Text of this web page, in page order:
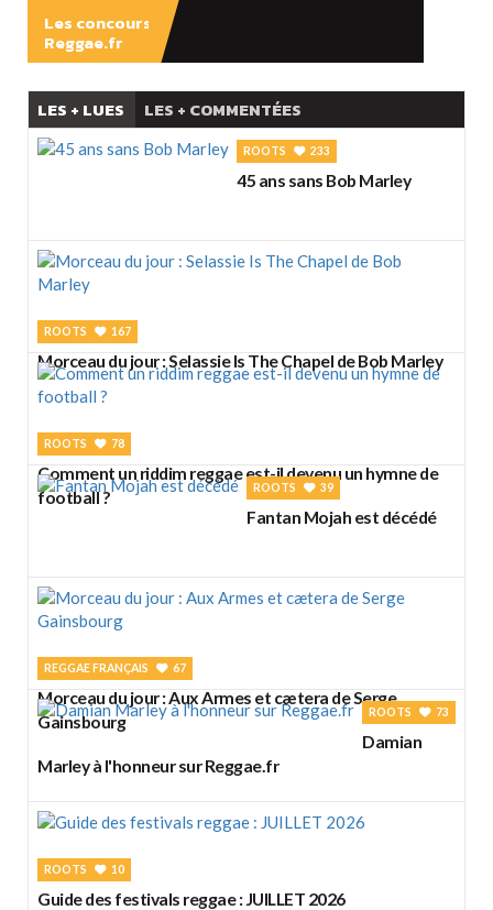
Les concours
Reggae.fr
LES + LUES LES + COMMENTÉES
ROOTS 233
45 ans sans Bob Marley
ROOTS 167
Morceau du jour : Selassie Is The Chapel de Bob Marley
ROOTS 78
Comment un riddim reggae est-il devenu un hymne de
football ?
ROOTS 39
Fantan Mojah est décédé
REGGAE FRANÇAIS 67
Morceau du jour : Aux Armes et cætera de Serge
Gainsbourg
ROOTS 73
Damian
Marley à l'honneur sur Reggae.fr
ROOTS 10
Guide des festivals reggae : JUILLET 2026